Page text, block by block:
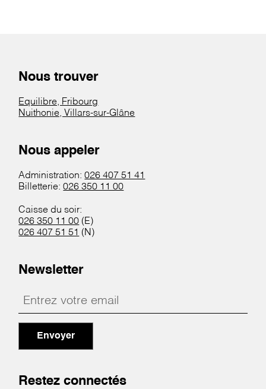
Nous trouver
Equilibre, Fribourg
Nuithonie, Villars-sur-Glâne
Nous appeler
Administration:026 407 51 41
Billetterie:026 350 11 00
Caisse du soir:
026 350 11 00 (E)
026 407 51 51 (N)
Newsletter
Envoyer
Restez connectés